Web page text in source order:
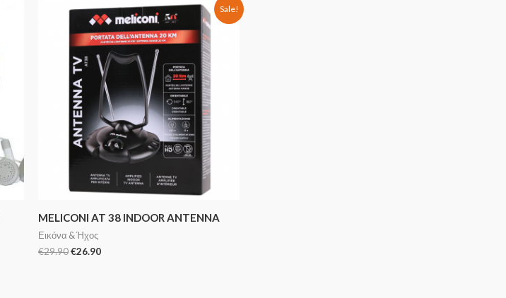
Sale!
MELICONI AT 38 INDOOR ANTENNA
Εικόνα & Ήχος
€29.90€26.90